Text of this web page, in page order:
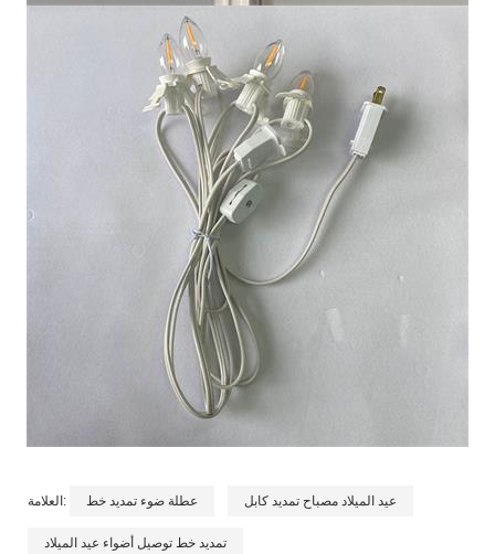
العلامة: عطلة ضوء تمديد خط عيد الميلاد مصباح تمديد كابل
تمديد خط توصيل أضواء عيد الميلاد